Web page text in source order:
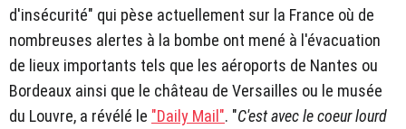
d'insécurité" qui pèse actuellement sur la France où de
nombreuses alertes à la bombe ont mené à l'évacuation
de lieux importants tels que les aéroports de Nantes ou
Bordeaux ainsi que le château de Versailles ou le musée
du Louvre, a révélé le "Daily Mail". "C'est avec le coeur lourd